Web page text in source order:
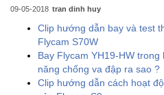
Đang
09-05-2018 tran dinh huy
Clip hướng dẫn bay và test
Flycam S70W
Bay Flycam YH19-HW
năng chống va đập ra sao ?
Clip hướng dẫn cách hoạt